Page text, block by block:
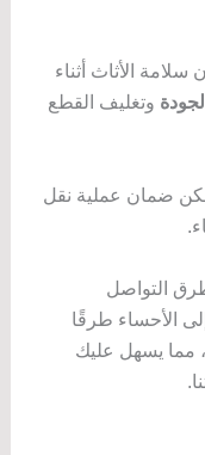
الأثاث أثناء
وتغليف القطع
ضمان عملية نقل
التواصل
الأحساء طرقًا
مما يسهل عليك